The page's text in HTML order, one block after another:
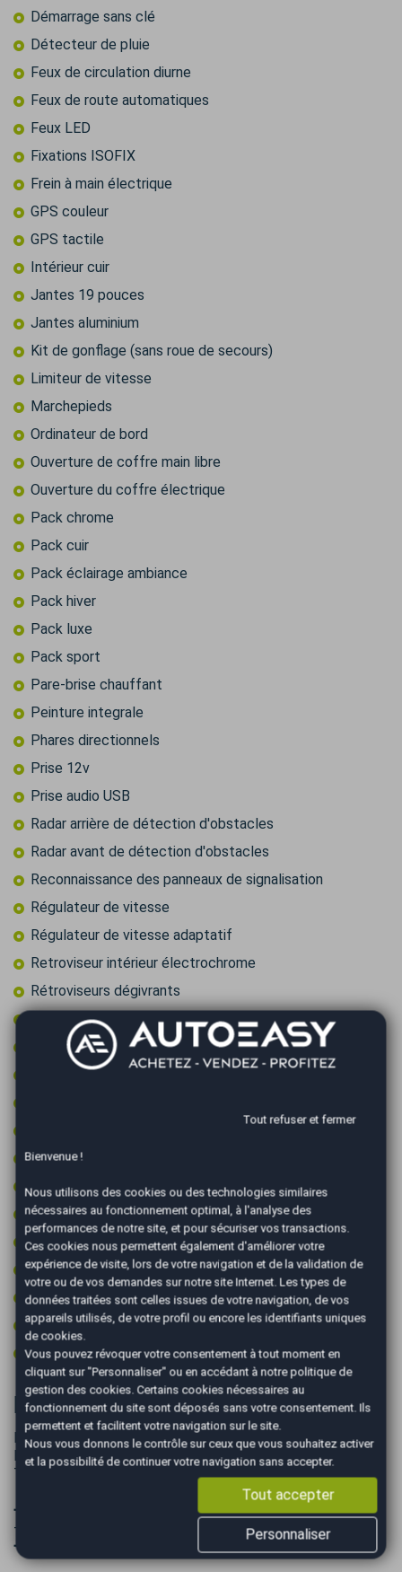
Démarrage sans clé
Détecteur de pluie
Feux de circulation diurne
Feux de route automatiques
Feux LED
Fixations ISOFIX
Frein à main électrique
GPS couleur
GPS tactile
Intérieur cuir
Jantes 19 pouces
Jantes aluminium
Kit de gonflage (sans roue de secours)
Limiteur de vitesse
Marchepieds
Ordinateur de bord
Ouverture de coffre main libre
Ouverture du coffre électrique
Pack chrome
Pack cuir
Pack éclairage ambiance
Pack hiver
Pack luxe
Pack sport
Pare-brise chauffant
Peinture integrale
Phares directionnels
Prise 12v
Prise audio USB
Radar arrière de détection d'obstacles
Radar avant de détection d'obstacles
Reconnaissance des panneaux de signalisation
Régulateur de vitesse
Régulateur de vitesse adaptatif
Retroviseur intérieur électrochrome
Rétroviseurs dégivrants
Rétroviseurs électriques
Rétroviseurs rabattables électriquement
Sièges chauffants
Système de caméras 360°
Système de détection d'obstacles
Système de détection de somnolence
Type Essieu 4x4
Vitres surteintées
Volant cuir
Volant multifonctions
Volant sport
Informations complémentaires
Entretien Complet fait pour la vente !
Pneu arrières neufs !
Test batterie hybride SOH : 83.5 % - Test BMW
➖➖➖➖➖➖➖➖➖➖➖➖➖➖➖➖➖
+ de photos sur notre site autoeasy agence Mérignac
➖➖➖➖➖➖➖➖➖➖➖➖➖➖➖➖➖
Tout refuser et fermer
Bienvenue !
Nous utilisons des cookies ou des technologies similaires
nécessaires au fonctionnement optimal, à l'analyse des
performances de notre site, et pour sécuriser vos transactions.
Ces cookies nous permettent également d'améliorer votre
expérience de visite, lors de votre navigation et de la validation de
votre ou de vos demandes sur notre site Internet. Les types de
données traitées sont celles issues de votre navigation, de vos
appareils utilisés, de votre profil ou encore les identifiants uniques
de cookies.
Vous pouvez révoquer votre consentement à tout moment en
cliquant sur "Personnaliser" ou en accédant à notre politique de
gestion des cookies. Certains cookies nécessaires au
fonctionnement du site sont déposés sans votre consentement. Ils
permettent et facilitent votre navigation sur le site.
Nous vous donnons le contrôle sur ceux que vous souhaitez activer
et la possibilité de continuer votre navigation sans accepter.
Tout accepter
Personnaliser